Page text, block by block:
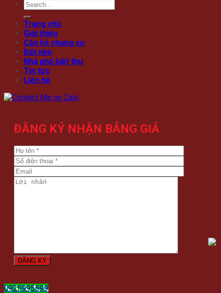
Trang chủ
Giới thiệu
Căn hộ chung cư
Đất nền
Nhà phố biệt thự
Tin tức
Liên hệ
ĐĂNG KÝ NHẬN BẢNG GIÁ
0925995699